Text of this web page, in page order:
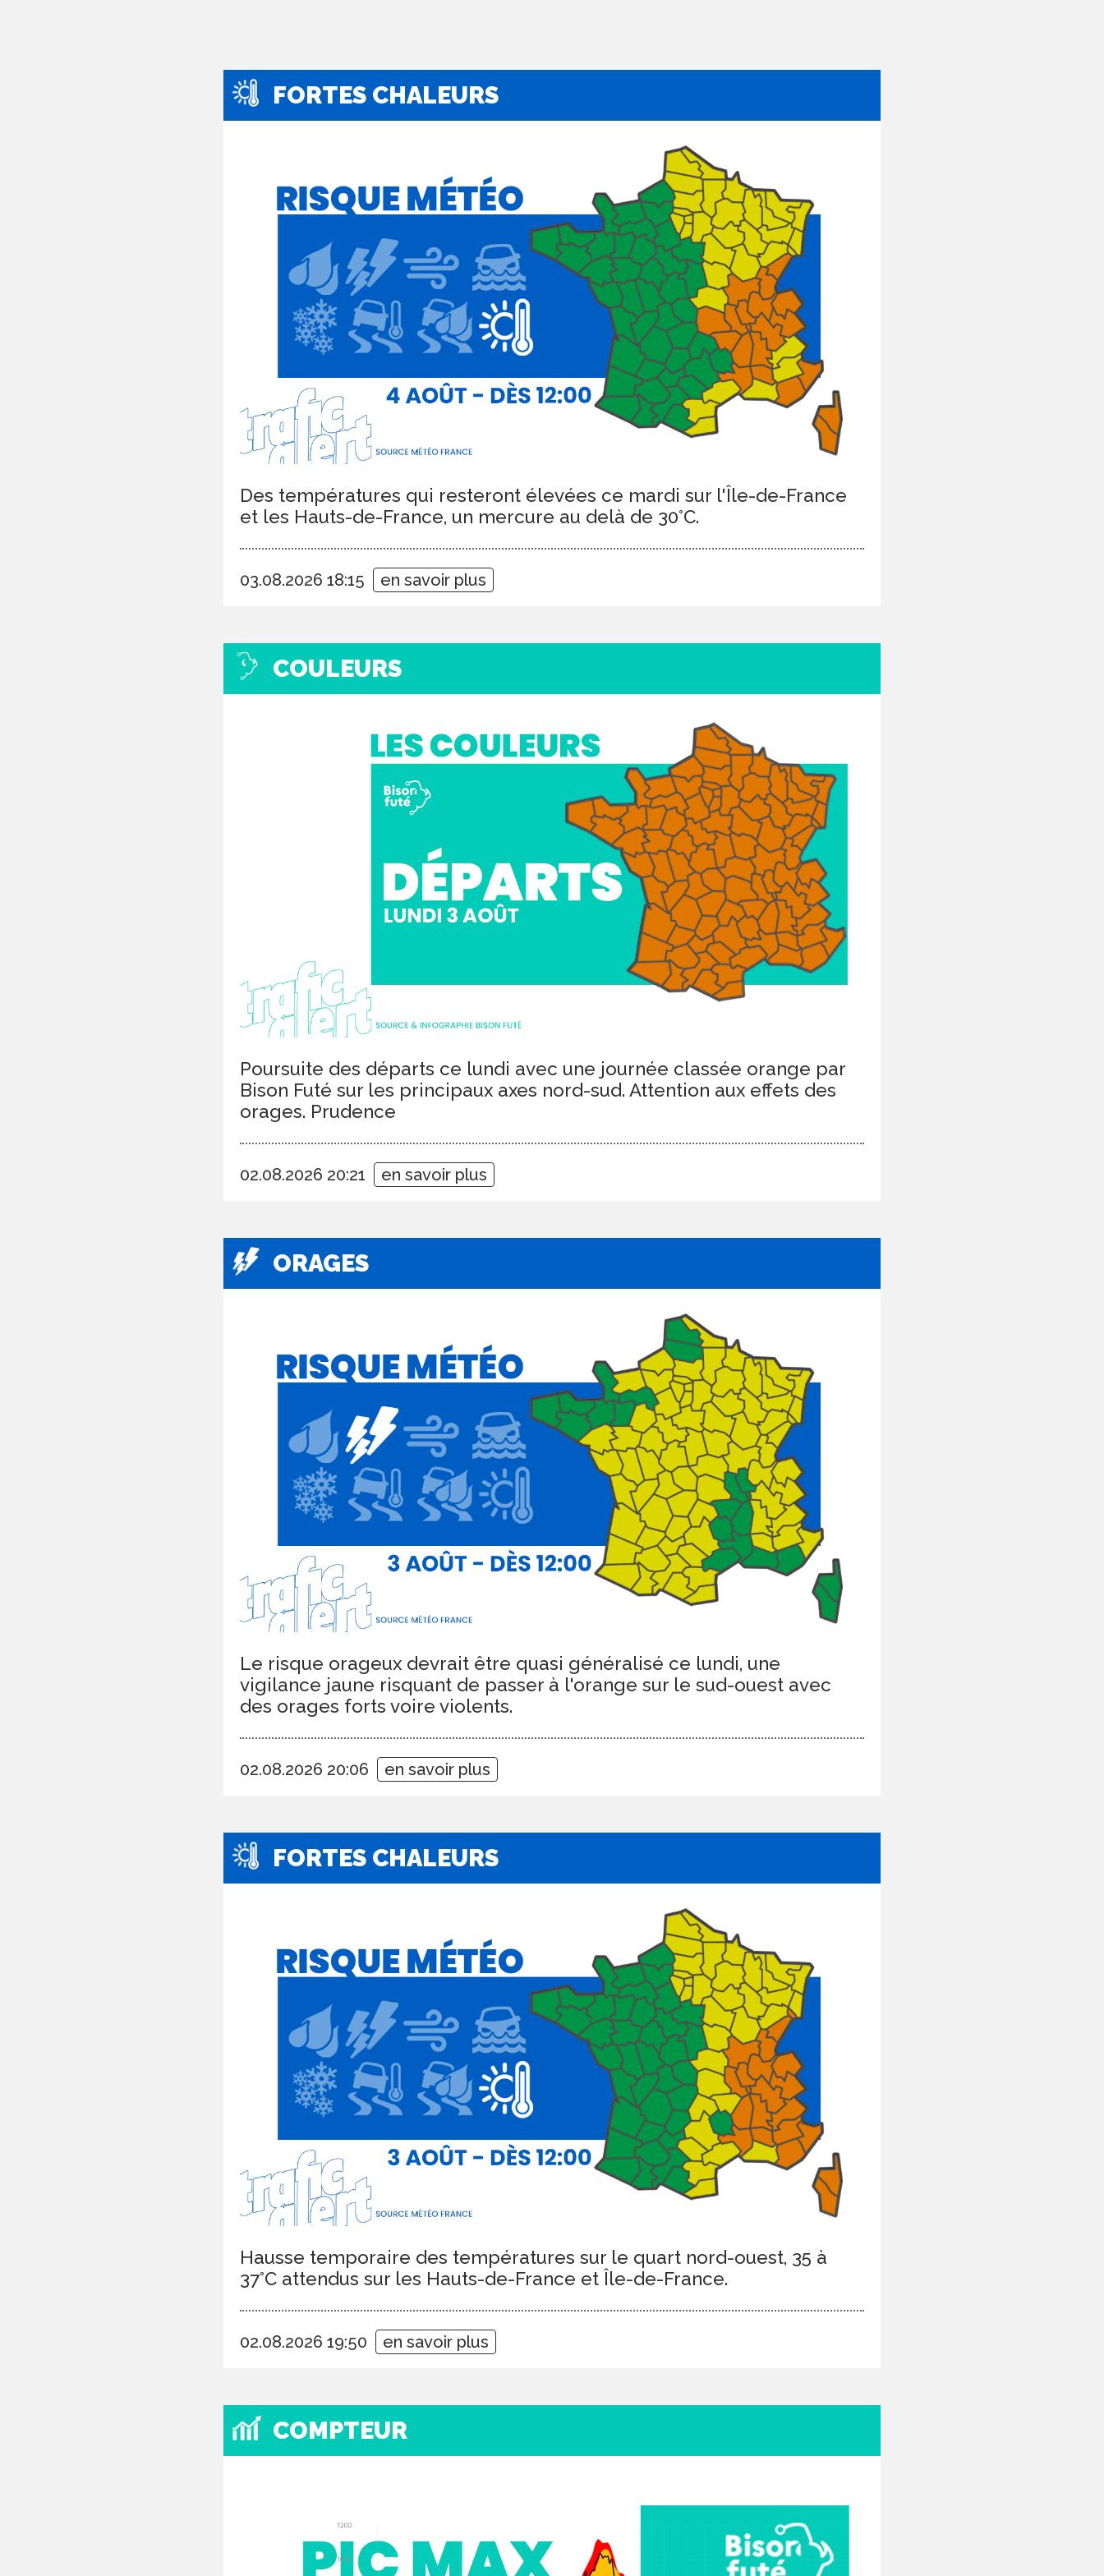
FORTES CHALEURS
Des températures qui resteront élevées ce mardi sur l'Île-de-France
et les Hauts-de-France, un mercure au delà de 30°C.
03.08.2026 18:15 en savoir plus
COULEURS
Poursuite des départs ce lundi avec une journée classée orange par
Bison Futé sur les principaux axes nord-sud. Attention aux effets des
orages. Prudence
02.08.2026 20:21 en savoir plus
ORAGES
Le risque orageux devrait être quasi généralisé ce lundi, une
vigilance jaune risquant de passer à l'orange sur le sud-ouest avec
des orages forts voire violents.
02.08.2026 20:06 en savoir plus
FORTES CHALEURS
Hausse temporaire des températures sur le quart nord-ouest, 35 à
37°C attendus sur les Hauts-de-France et Île-de-France.
02.08.2026 19:50 en savoir plus
COMPTEUR